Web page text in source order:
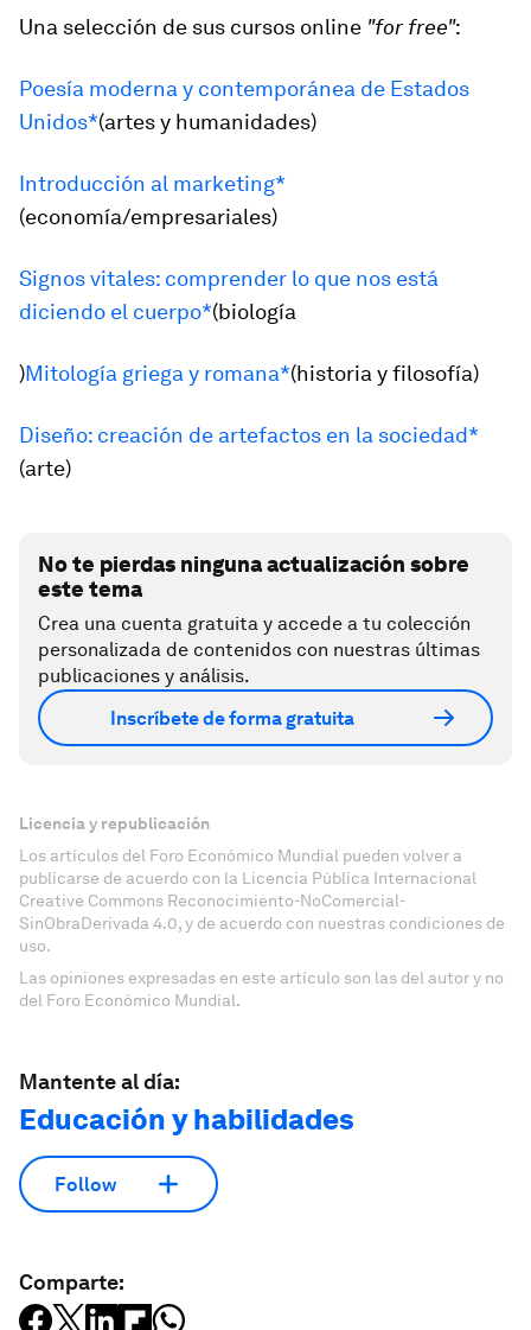
Una selección de sus cursos online "for free":
Poesía moderna y contemporánea de Estados
Unidos*(artes y humanidades)
Introducción al marketing*
(economía/empresariales)
Signos vitales: comprender lo que nos está
diciendo el cuerpo*(biología
)Mitología griega y romana*(historia y filosofía)
Diseño: creación de artefactos en la sociedad*
(arte)
No te pierdas ninguna actualización sobre
este tema
Crea una cuenta gratuita y accede a tu colección
personalizada de contenidos con nuestras últimas
publicaciones y análisis.
Inscríbete de forma gratuita
Licencia y republicación
Los artículos del Foro Económico Mundial pueden volver a
publicarse de acuerdo con la Licencia Pública Internacional
Creative Commons Reconocimiento-NoComercial-
SinObraDerivada 4.0, y de acuerdo con nuestras condiciones de
uso.
Las opiniones expresadas en este artículo son las del autor y no
del Foro Económico Mundial.
Mantente al día:
Educación y habilidades
Follow
Comparte: